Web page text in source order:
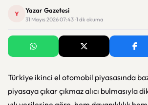
Y Yazar Gazetesi
31 Mayıs 2026 07:43 · 1 dk okuma
Türkiye ikinci el otomobil piyasasında
piyasaya çıkar çıkmaz alıcı bulmasıyla